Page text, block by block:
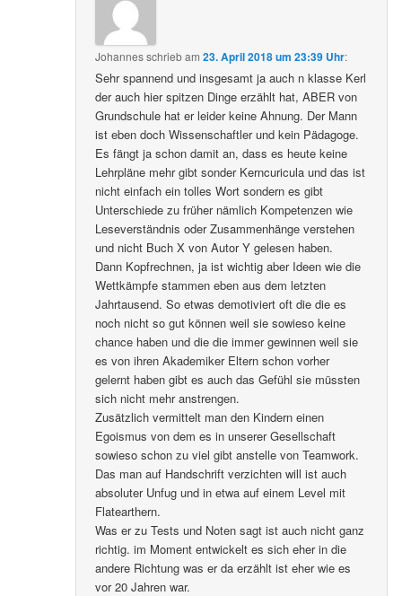
Johannesschriebam23. April 2018 um 23:39 Uhr:
Sehr spannend und insgesamt ja auch n klasse Kerl
der auch hier spitzen Dinge erzählt hat, ABER von
Grundschule hat er leider keine Ahnung. Der Mann
ist eben doch Wissenschaftler und kein Pädagoge.
Es fängt ja schon damit an, dass es heute keine
Lehrpläne mehr gibt sonder Kerncuricula und das ist
nicht einfach ein tolles Wort sondern es gibt
Unterschiede zu früher nämlich Kompetenzen wie
Leseverständnis oder Zusammenhänge verstehen
und nicht Buch X von Autor Y gelesen haben.
Dann Kopfrechnen, ja ist wichtig aber Ideen wie die
Wettkämpfe stammen eben aus dem letzten
Jahrtausend. So etwas demotiviert oft die die es
noch nicht so gut können weil sie sowieso keine
chance haben und die die immer gewinnen weil sie
es von ihren Akademiker Eltern schon vorher
gelernt haben gibt es auch das Gefühl sie müssten
sich nicht mehr anstrengen.
Zusätzlich vermittelt man den Kindern einen
Egoismus von dem es in unserer Gesellschaft
sowieso schon zu viel gibt anstelle von Teamwork.
Das man auf Handschrift verzichten will ist auch
absoluter Unfug und in etwa auf einem Level mit
Flatearthern.
Was er zu Tests und Noten sagt ist auch nicht ganz
richtig. im Moment entwickelt es sich eher in die
andere Richtung was er da erzählt ist eher wie es
vor 20 Jahren war.